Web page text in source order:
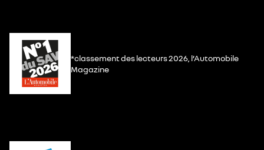
*classement des lecteurs 2026, l’Automobile
Magazine